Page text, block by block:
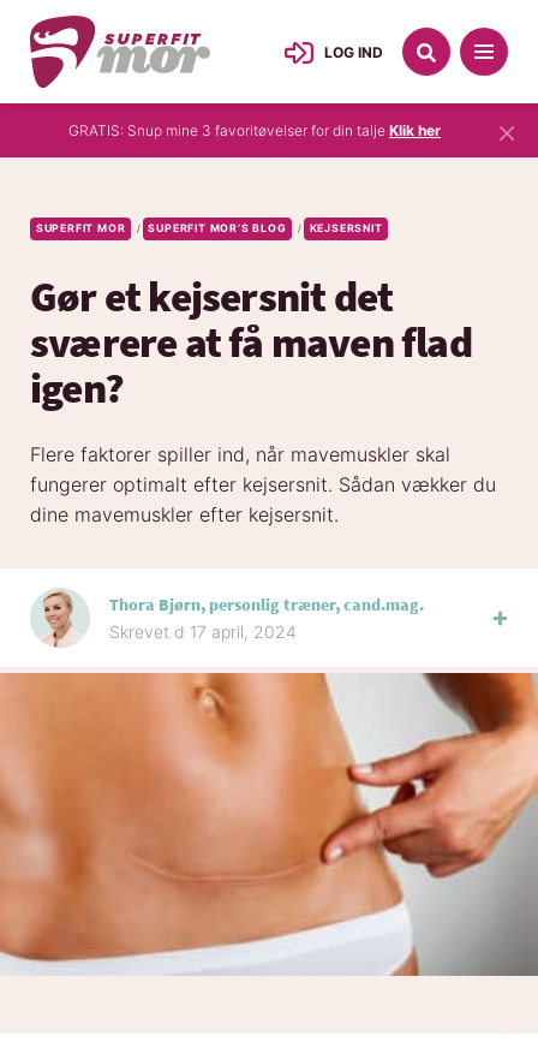
LOG IND
GRATIS: Snup mine 3 favoritøvelser for din talje Klik her ×
SUPERFIT MOR / SUPERFIT MOR’S BLOG / KEJSERSNIT
Gør et kejsersnit det
sværere at få maven flad
igen?
Flere faktorer spiller ind, når mavemuskler skal
fungerer optimalt efter kejsersnit. Sådan vækker du
dine mavemuskler efter kejsersnit.
Thora Bjørn, personlig træner, cand.mag.
Skrevet d 17 april, 2024